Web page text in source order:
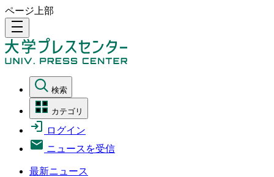
ページ上部
density_medium
検索
カテゴリ
ログイン
ニュースを受信
最新ニュース